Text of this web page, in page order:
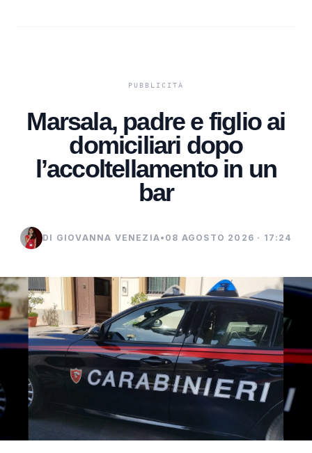
Marsala, padre e figlio ai
domiciliari dopo
l’accoltellamento in un
bar
DI GIOVANNA VENEZIA• 08 AGOSTO 2026 · 17:24